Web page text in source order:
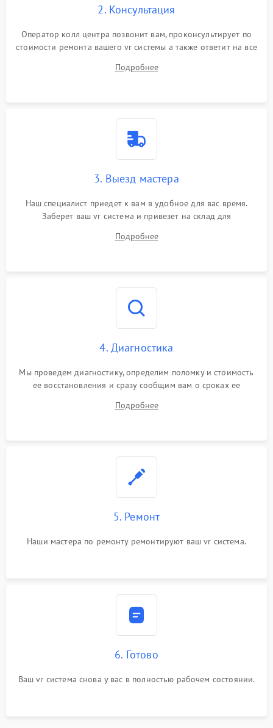
2. Консультация
Оператор колл центра позвонит вам, проконсультирует по
стоимости ремонта вашего vr системы а также ответит на все
Подробнее
3. Выезд мастера
Наш специалист приедет к вам в удобное для вас время.
Заберет ваш vr система и привезет на склад для
Подробнее
4. Диагностика
Мы проведем диагностику, определим поломку и стоимость
ее восстановления и сразу сообщим вам о сроках ее
Подробнее
5. Ремонт
Наши мастера по ремонту ремонтируют ваш vr система.
6. Готово
Ваш vr система снова у вас в полностью рабочем состоянии.